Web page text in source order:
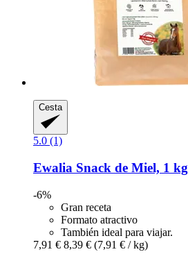
Cesta
5.0 (1)
Ewalia Snack de Miel, 1 kg
-6%
Gran receta
Formato atractivo
También ideal para viajar.
7,91 € 8,39 € (7,91 € / kg)